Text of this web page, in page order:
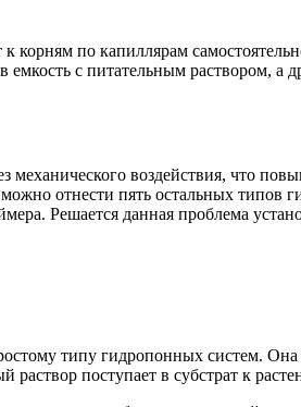
корням по капиллярам
с питательным раствором, а
механического воздействия, что
отнести пять остальных типов
Решается данная проблема
типу гидропонных систем.
раствор поступает в субстрат к